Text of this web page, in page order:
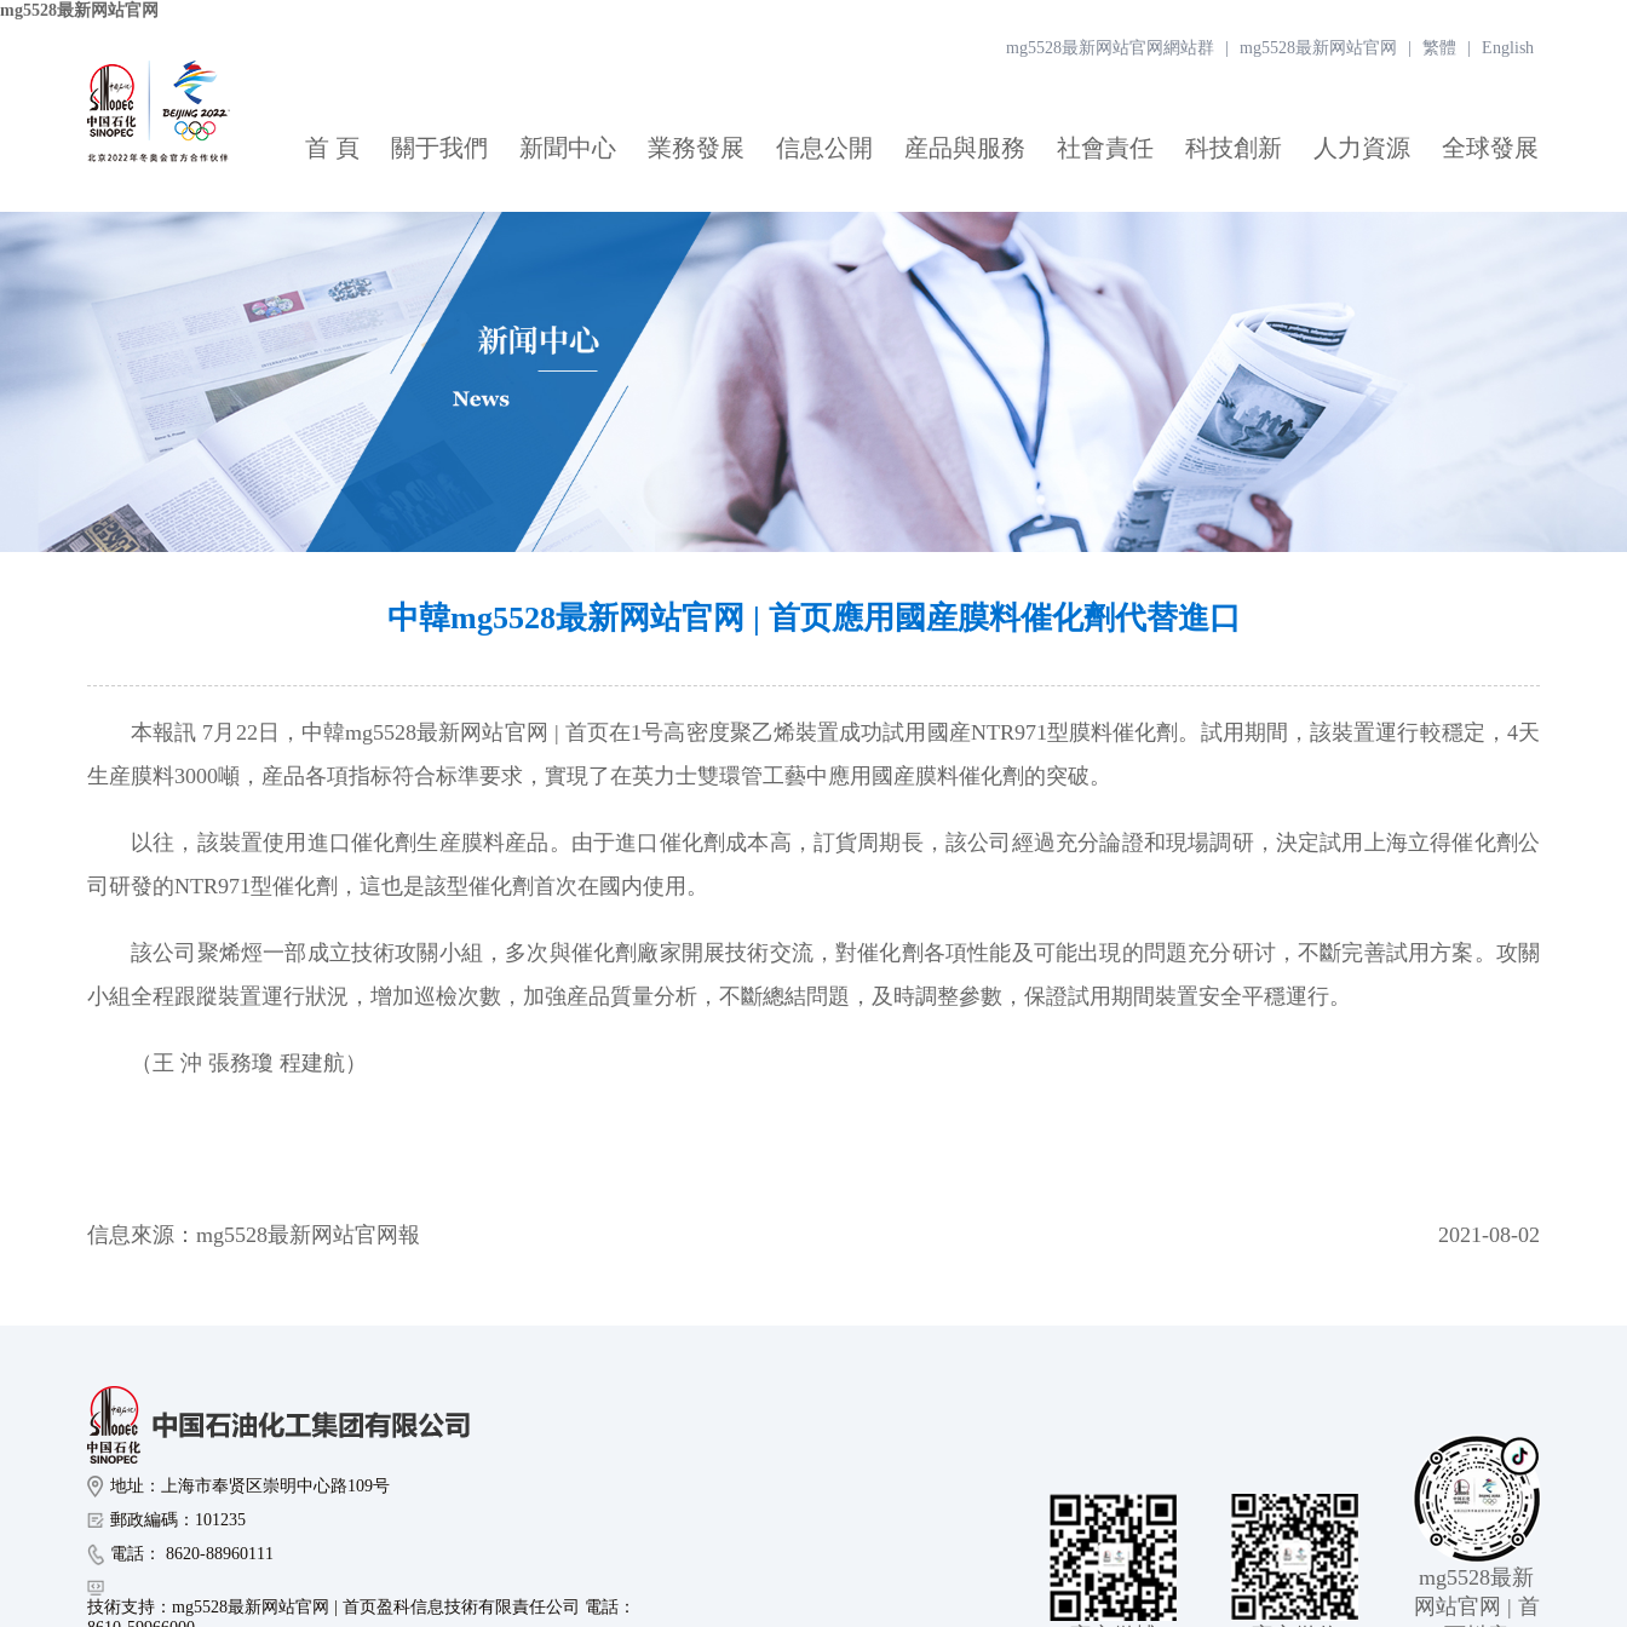
mg5528最新网站官网
mg5528最新网站官网網站群 mg5528最新网站官网 繁體 English
首 頁 關于我們 新聞中心 業務發展 信息公開 産品與服務 社會責任 科技創新 人力資源 全球發展
中韓mg5528最新网站官网 | 首页應用國産膜料催化劑代替進口
本報訊 7月22日，中韓mg5528最新网站官网 | 首页在1号高密度聚乙烯裝置成功試用國産NTR971型膜料催化劑。試用期間，該裝置運行較穩定，4天
生産膜料3000噸，産品各項指标符合标準要求，實現了在英力士雙環管工藝中應用國産膜料催化劑的突破。
以往，該裝置使用進口催化劑生産膜料産品。由于進口催化劑成本高，訂貨周期長，該公司經過充分論證和現場調研，決定試用上海立得催化劑公
司研發的NTR971型催化劑，這也是該型催化劑首次在國内使用。
該公司聚烯烴一部成立技術攻關小組，多次與催化劑廠家開展技術交流，對催化劑各項性能及可能出現的問題充分研讨，不斷完善試用方案。攻關
小組全程跟蹤裝置運行狀況，增加巡檢次數，加強産品質量分析，不斷總結問題，及時調整參數，保證試用期間裝置安全平穩運行。
（王 沖 張務瓊 程建航）
信息來源： mg5528最新网站官网報 2021-08-02
地址：上海市奉贤区崇明中心路109号
郵政編碼：101235
電話： 8620-88960111
技術支持：mg5528最新网站官网 | 首页盈科信息技術有限責任公司 電話：
mg5528最新
网站官网 | 首